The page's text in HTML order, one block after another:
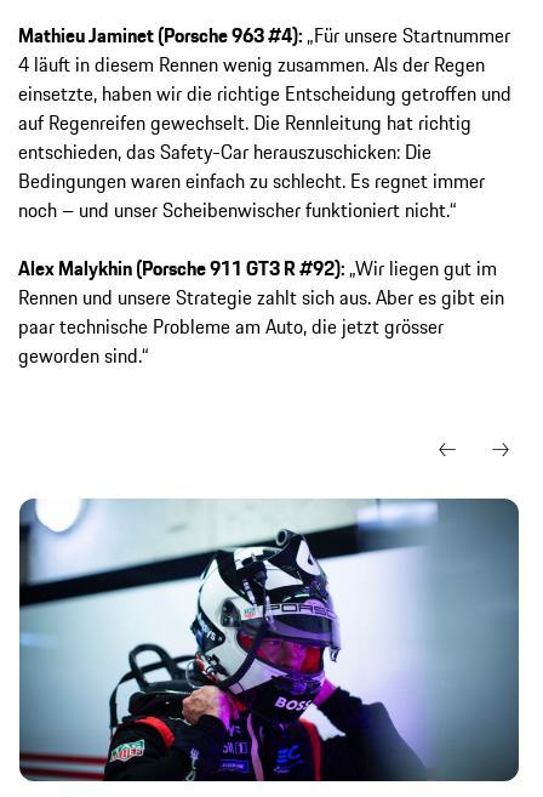
Mathieu Jaminet (Porsche 963 #4): „Für unsere Startnummer
4 läuft in diesem Rennen wenig zusammen. Als der Regen
einsetzte, haben wir die richtige Entscheidung getroffen und
auf Regenreifen gewechselt. Die Rennleitung hat richtig
entschieden, das Safety-Car herauszuschicken: Die
Bedingungen waren einfach zu schlecht. Es regnet immer
noch – und unser Scheibenwischer funktioniert nicht.“
Alex Malykhin (Porsche 911 GT3 R #92): „Wir liegen gut im
Rennen und unsere Strategie zahlt sich aus. Aber es gibt ein
paar technische Probleme am Auto, die jetzt grösser
geworden sind.“